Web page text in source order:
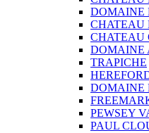
DOMAINE
CHATEAU
CHATEAU
DOMAINE
TRAPICHE
DOMAINE
PEWSEY
PAUL